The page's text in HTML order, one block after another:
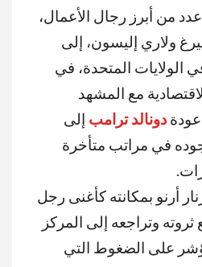
من أبرز رجال الأعمال،
ولاري إليسون، إلى
الولايات المتحدة، في
مع المشهد
عودةدونالد ترامب إلى
في مراتب متأخرة
أرنو بمكانته كأغنى رجل
وتراجعه إلى المركز
على الضغوط التي